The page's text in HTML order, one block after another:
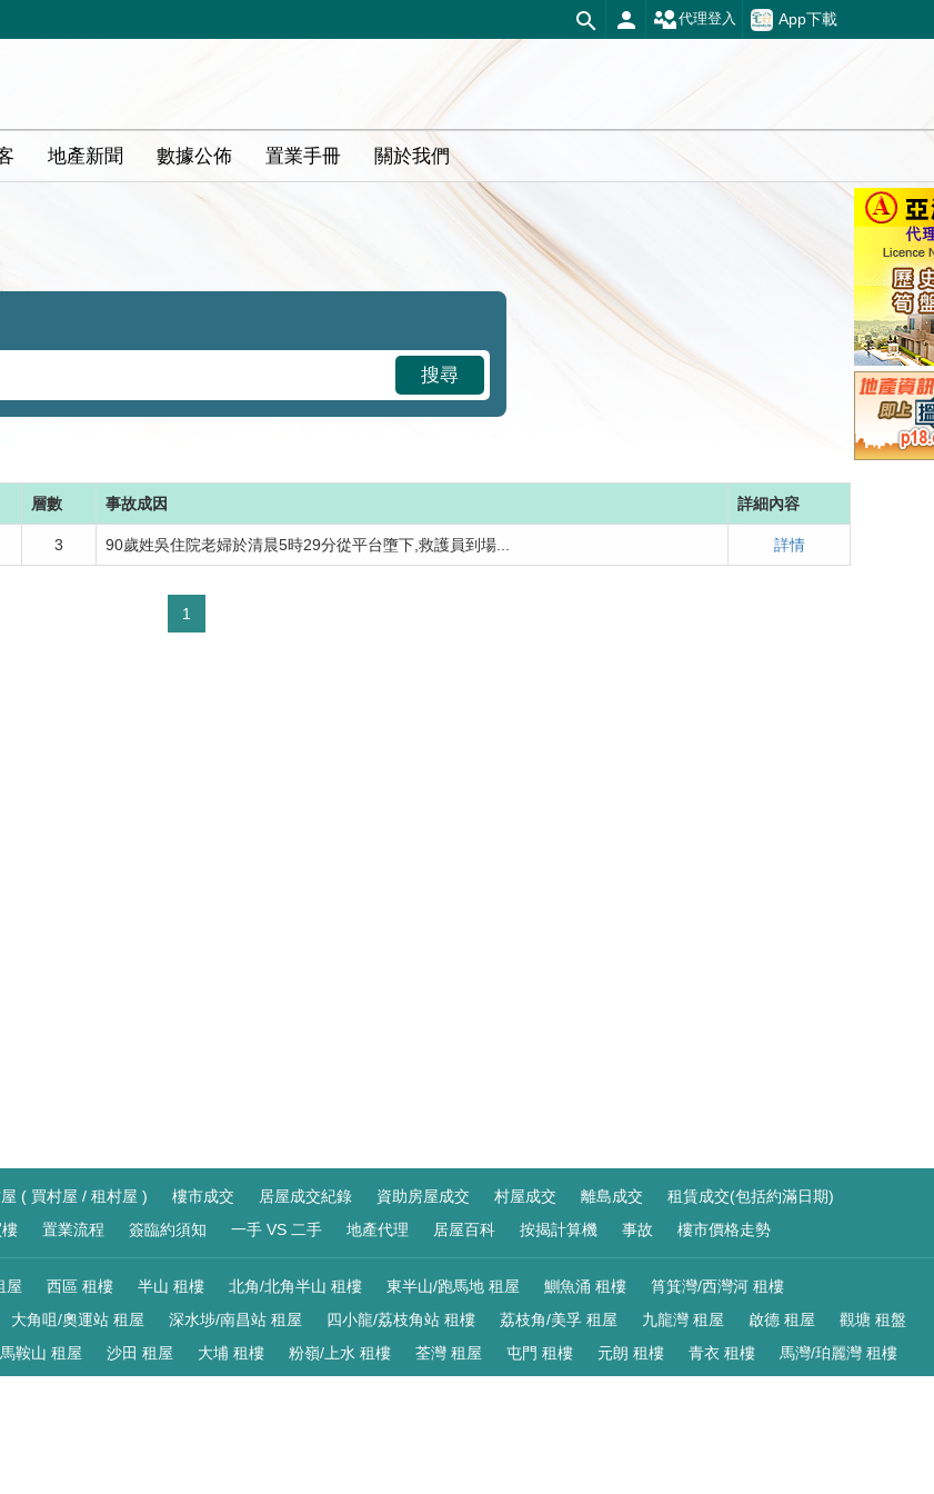
App下載
代理登入
地產新聞 數據公佈 置業手冊 關於我們
搜尋
層數 事故成因 詳細內容
3 90歲姓吳住院老婦於清晨5時29分從平台墮下,救護員到場... 詳情
1
( 買村屋 / 租村屋 ) 樓市成交 居屋成交紀錄 資助房屋成交 村屋成交 離島成交
租賃成交(包括約滿日期)
置業流程 簽臨約須知 一手 VS 二手 地產代理 居屋百科 按揭計算機 事故 樓市價格走勢
屋 西區 租樓 半山 租樓 北角/北角半山 租樓 東半山/跑馬地 租屋 鰂魚涌 租樓
筲箕灣/西灣河 租樓
大角咀/奧運站 租屋 深水埗/南昌站 租屋 四小龍/荔枝角站 租樓 荔枝角/美孚 租屋 九龍灣 租屋 啟德 租屋
觀塘 租盤
馬鞍山 租屋 沙田 租屋 大埔 租樓 粉嶺/上水 租樓 荃灣 租屋 屯門 租樓 元朗 租樓 青衣 租樓
馬灣/珀麗灣 租樓